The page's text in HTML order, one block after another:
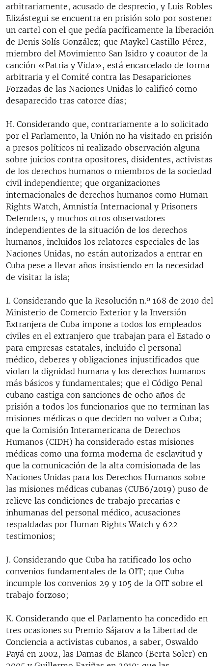
arbitrariamente, acusado de desprecio, y Luis Robles
Elizástegui se encuentra en prisión solo por sostener
un cartel con el que pedía pacíficamente la liberación
de Denis Solís González; que Maykel Castillo Pérez,
miembro del Movimiento San Isidro y coautor de la
canción «Patria y Vida», está encarcelado de forma
arbitraria y el Comité contra las Desapariciones
Forzadas de las Naciones Unidas lo calificó como
desaparecido tras catorce días;
H. Considerando que, contrariamente a lo solicitado
por el Parlamento, la Unión no ha visitado en prisión
a presos políticos ni realizado observación alguna
sobre juicios contra opositores, disidentes, activistas
de los derechos humanos o miembros de la sociedad
civil independiente; que organizaciones
internacionales de derechos humanos como Human
Rights Watch, Amnistía Internacional y Prisoners
Defenders, y muchos otros observadores
independientes de la situación de los derechos
humanos, incluidos los relatores especiales de las
Naciones Unidas, no están autorizados a entrar en
Cuba pese a llevar años insistiendo en la necesidad
de visitar la isla;
I. Considerando que la Resolución n.º 168 de 2010 del
Ministerio de Comercio Exterior y la Inversión
Extranjera de Cuba impone a todos los empleados
civiles en el extranjero que trabajan para el Estado o
para empresas estatales, incluido el personal
médico, deberes y obligaciones injustificados que
violan la dignidad humana y los derechos humanos
más básicos y fundamentales; que el Código Penal
cubano castiga con sanciones de ocho años de
prisión a todos los funcionarios que no terminan las
misiones médicas o que deciden no volver a Cuba;
que la Comisión Interamericana de Derechos
Humanos (CIDH) ha considerado estas misiones
médicas como una forma moderna de esclavitud y
que la comunicación de la alta comisionada de las
Naciones Unidas para los Derechos Humanos sobre
las misiones médicas cubanas (CUB6/2019) puso de
relieve las condiciones de trabajo precarias e
inhumanas del personal médico, acusaciones
respaldadas por Human Rights Watch y 622
testimonios;
J. Considerando que Cuba ha ratificado los ocho
convenios fundamentales de la OIT; que Cuba
incumple los convenios 29 y 105 de la OIT sobre el
trabajo forzoso;
K. Considerando que el Parlamento ha concedido en
tres ocasiones su Premio Sájarov a la Libertad de
Conciencia a activistas cubanos, a saber, Oswaldo
Payá en 2002, las Damas de Blanco (Berta Soler) en